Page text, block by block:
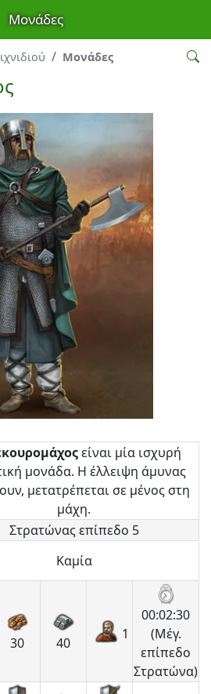
Μονάδες
Μονάδες
είναι μία ισχυρή
μονάδα. Η έλλειψη άμυνας
μετατρέπεται σε μένος στη
μάχη.
Στρατώνας επίπεδο 5
Καμία
30 40
1
00:02:30
(Μέγ.
επίπεδο
Στρατώνα)